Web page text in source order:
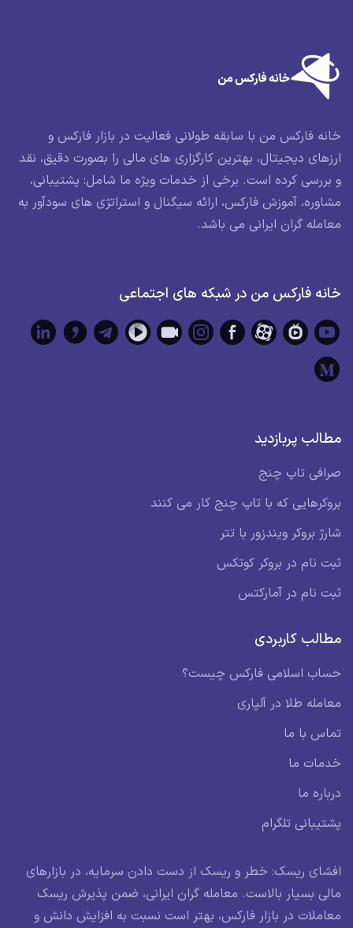
خانه فارکس من با سابقه طولانی فعالیت در بازار فارکس و
ارزهای دیجیتال، بهترین کارگزاری های مالی را بصورت دقیق، نقد
و بررسی کرده است. برخی از خدمات ویژه ما شامل: پشتیبانی،
مشاوره، آموزش فارکس، ارائه سیگنال و استراتژی های سودآور به
معامله گران ایرانی می باشد.
خانه فارکس من در شبکه های اجتماعی
مطالب پربازدید
صرافی تاپ چنج
بروکرهایی که با تاپ چنج کار می کنند
شارژ بروکر ویندزور با تتر
ثبت نام در بروکر کوتکس
ثبت نام در آمارکتس
مطالب کاربردی
حساب اسلامی فارکس چیست؟
معامله طلا در آلپاری
تماس با ما
خدمات ما
درباره ما
پشتیبانی تلگرام
افشای ریسک: خطر و ریسک از دست دادن سرمایه، در بازارهای
مالی بسیار بالاست. معامله گران ایرانی، ضمن پذیرش ریسک
معاملات در بازار فارکس، بهتر است نسبت به افزایش دانش و